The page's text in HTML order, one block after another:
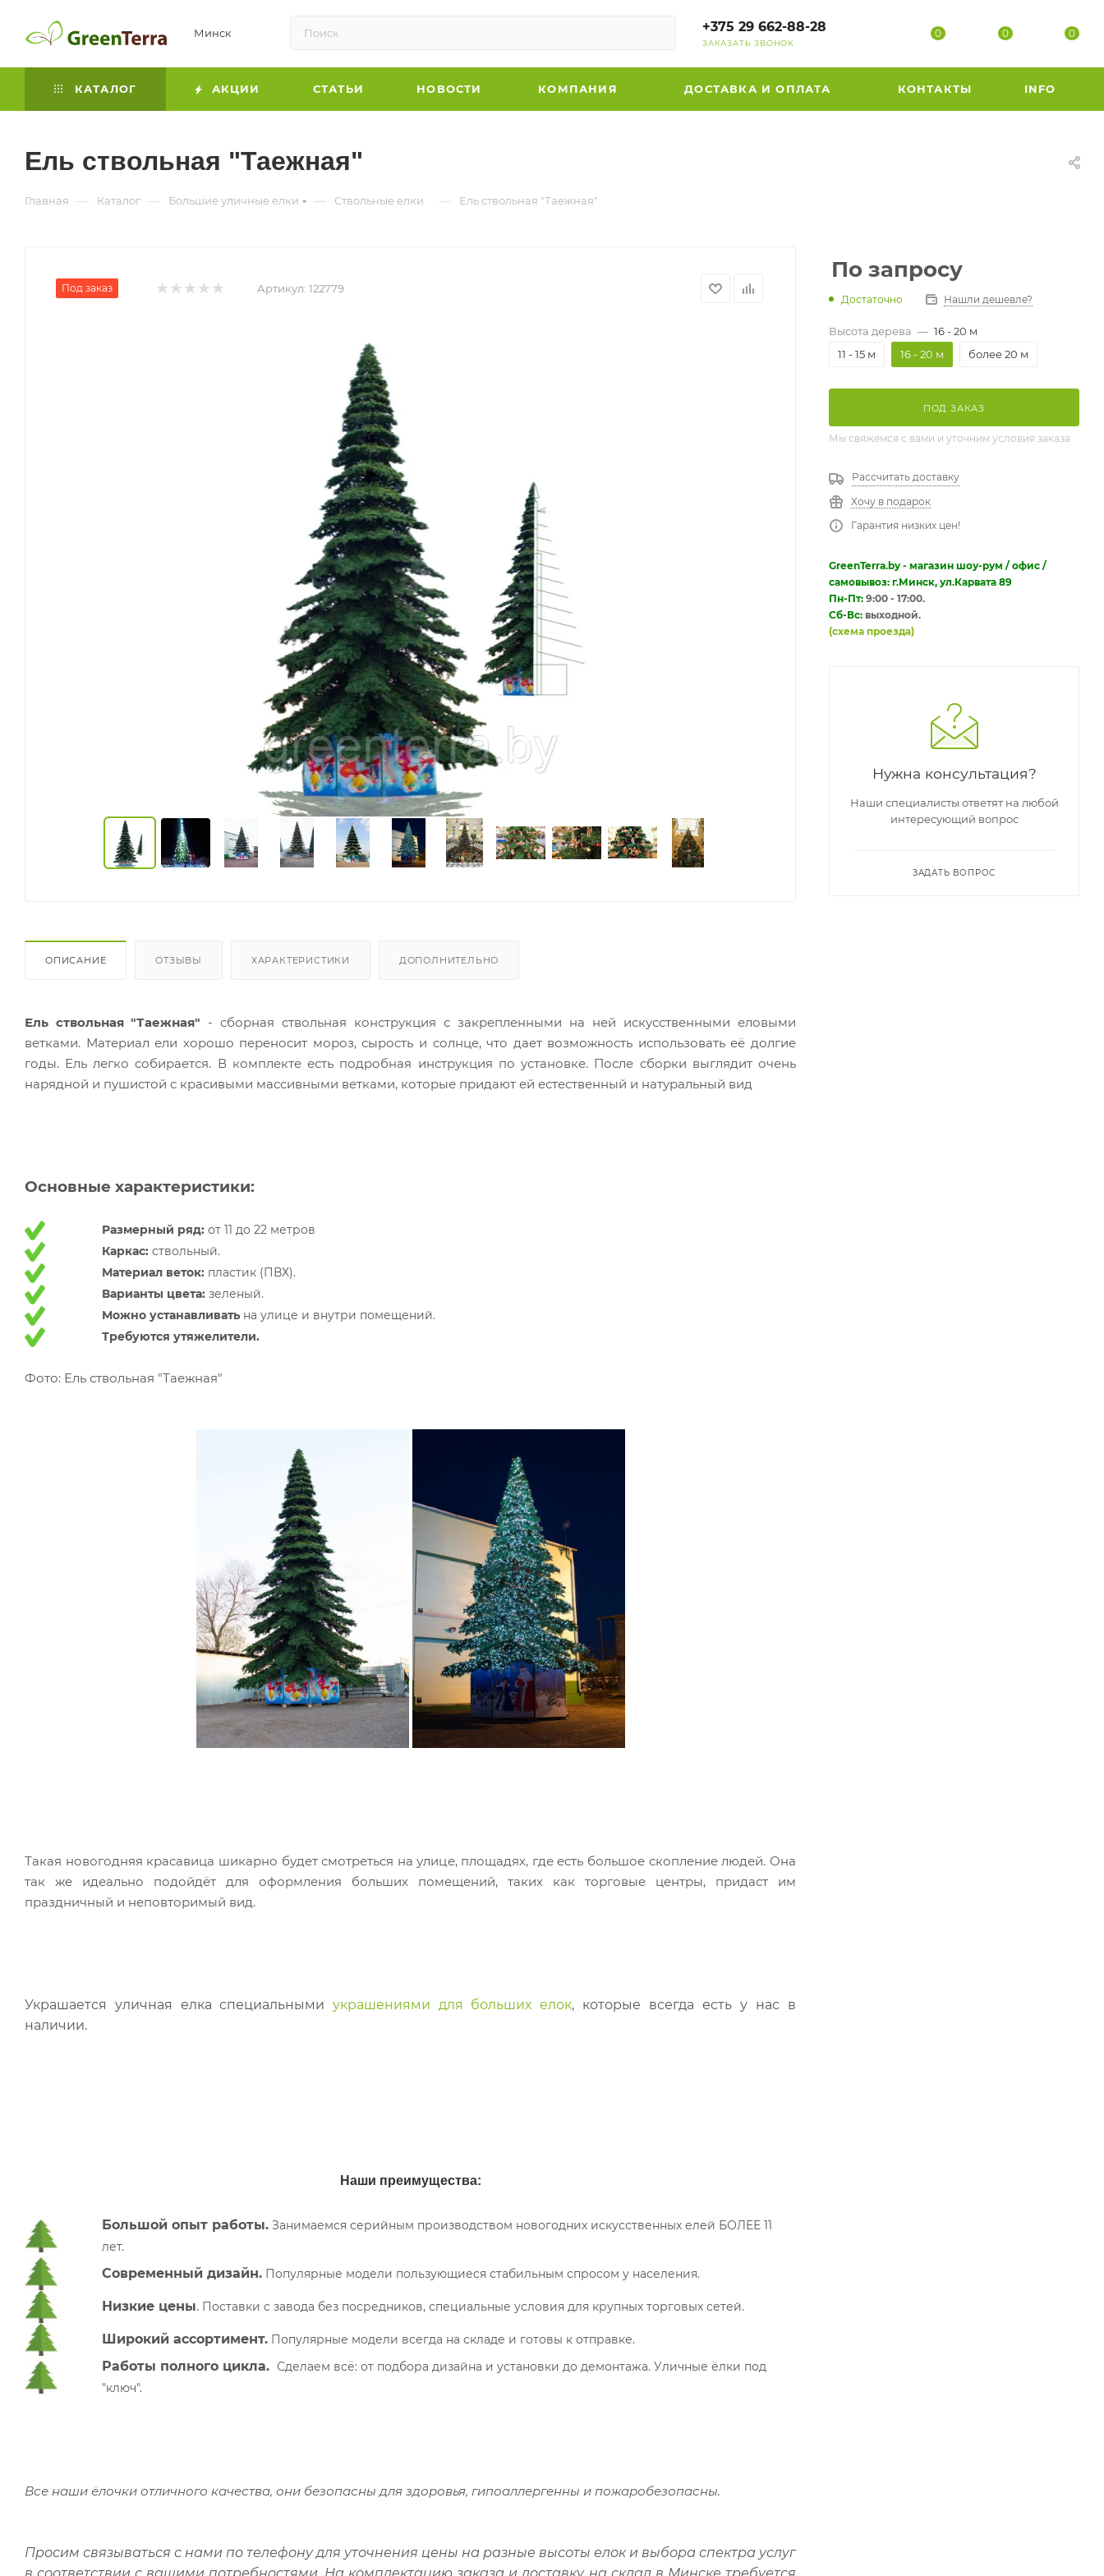
Минск +375 29 662-88-28
ЗАКАЗАТЬ ЗВОНОК
0 0 0
КАТАЛОГ АКЦИИ СТАТЬИ НОВОСТИ КОМПАНИЯ ДОСТАВКА И ОПЛАТА КОНТАКТЫ INFO
Ель ствольная "Таежная"
Главная — Каталог — Большие уличные елки — Ствольные елки — Ель ствольная "Таежная"
Под заказ Артикул: 122779
ОПИСАНИЕ ОТЗЫВЫ ХАРАКТЕРИСТИКИ ДОПОЛНИТЕЛЬНО
Ель ствольная "Таежная" - сборная ствольная конструкция с закрепленными на ней искусственными еловыми
ветками. Материал ели хорошо переносит мороз, сырость и солнце, что дает возможность использовать её долгие
годы. Ель легко собирается. В комплекте есть подробная инструкция по установке. После сборки выглядит очень
нарядной и пушистой с красивыми массивными ветками, которые придают ей естественный и натуральный вид
Основные характеристики:
Размерный ряд: от 11 до 22 метров
Каркас: ствольный.
Материал веток: пластик (ПВХ).
Варианты цвета: зеленый.
Можно устанавливать на улице и внутри помещений.
Требуются утяжелители.
Фото: Ель ствольная "Таежная"
Такая новогодняя красавица шикарно будет смотреться на улице, площадях, где есть большое скопление людей. Она
так же идеально подойдёт для оформления больших помещений, таких как торговые центры, придаст им
праздничный и неповторимый вид.
Украшается уличная елка специальными украшениями для больших елок, которые всегда есть у нас в
наличии.
Наши преимущества:
Большой опыт работы. Занимаемся серийным производством новогодних искусственных елей БОЛЕЕ 11
лет.
Современный дизайн. Популярные модели пользующиеся стабильным спросом у населения.
Низкие цены. Поставки с завода без посредников, специальные условия для крупных торговых сетей.
Широкий ассортимент. Популярные модели всегда на складе и готовы к отправке.
Работы полного цикла. Сделаем всё: от подбора дизайна и установки до демонтажа. Уличные ёлки под
"ключ".
Все наши ёлочки отличного качества, они безопасны для здоровья, гипоаллергенны и пожаробезопасны.
Просим связываться с нами по телефону для уточнения цены на разные высоты елок и выбора спектра услуг
в соответствии с вашими потребностями. На комплектацию заказа и доставку на склад в Минске требуется
По запросу
Достаточно Нашли дешевле?
Высота дерева — 16 - 20 м
11 - 15 м
16 - 20 м более 20 м
ПОД ЗАКАЗ
Мы свяжемся с вами и уточним условия заказа
Рассчитать доставку
Хочу в подарок
Гарантия низких цен!
GreenTerra.by - магазин шоу-рум / офис /
самовывоз: г.Минск, ул.Карвата 89
Пн-Пт: 9:00 - 17:00.
Сб-Вс: выходной.
(схема проезда)
Нужна консультация?
Наши специалисты ответят на любой
интересующий вопрос
ЗАДАТЬ ВОПРОС